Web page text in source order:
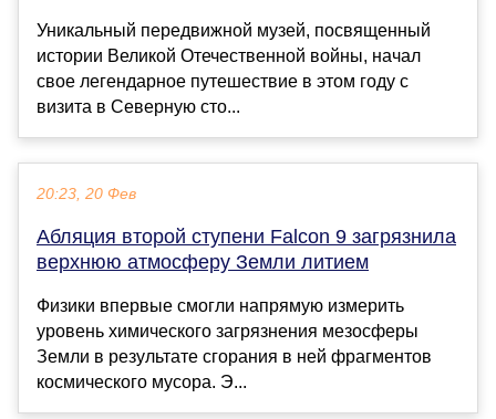
Уникальный передвижной музей, посвященный
истории Великой Отечественной войны, начал
свое легендарное путешествие в этом году с
визита в Северную сто...
20:23, 20 Фев
Абляция второй ступени Falcon 9 загрязнила
верхнюю атмосферу Земли литием
Физики впервые смогли напрямую измерить
уровень химического загрязнения мезосферы
Земли в результате сгорания в ней фрагментов
космического мусора. Э...